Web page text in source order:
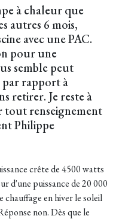
à chaleur que
autres 6 mois,
avec une PAC.
pour une
semble peut
par rapport à
retirer. Je reste à
tout renseignement
Philippe
crête de 4500 watts
d'une puissance de 20 000
chauffage en hiver le soleil
non. Dès que le